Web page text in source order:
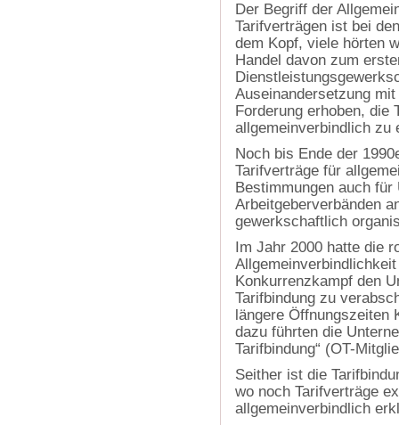
Der Begriff der
Tarifverträgen ist bei
dem Kopf, viele hörten
Handel davon zum
Auseinandersetzung
Forderung erhoben, die
allgemeinverbindlich zu
Noch bis Ende der
Tarifverträge für
Bestimmungen auch
Arbeitgeberverbänden
gewerkschaftlich
Im Jahr 2000 hatte die
Konkurrenzkampf den
Tarifbindung zu
längere Öffnungszeiten
dazu führten die
Tarifbindung“ (OT-
Seither ist die
wo noch Tarifverträge
allgemeinverbindlich